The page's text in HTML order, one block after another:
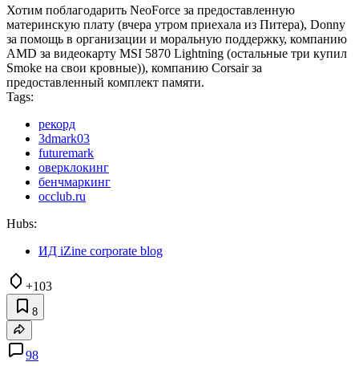
Хотим поблагодарить NeoForce за предоставленную
материнскую плату (вчера утром приехала из Питера), Donny
за помощь в организации и моральную поддержку, компанию
AMD за видеокарту MSI 5870 Lightning (остальные три купил
Smoke на свои кровные)), компанию Corsair за
предоставленный комплект памяти.
Tags:
рекорд
3dmark03
futuremark
оверклокинг
бенчмаркинг
occlub.ru
Hubs:
ИД iZine corporate blog
+103
8
98